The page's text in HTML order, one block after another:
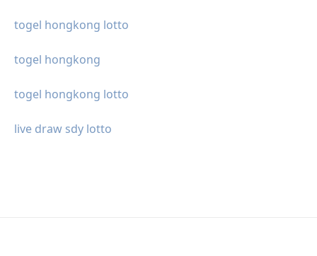
togel hongkong lotto
togel hongkong
togel hongkong lotto
live draw sdy lotto